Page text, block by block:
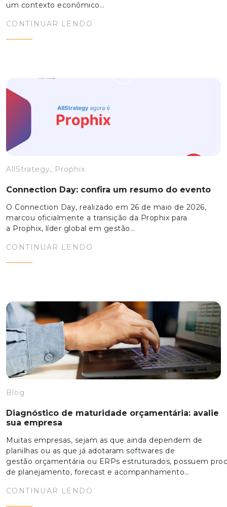
um contexto econômico…
CONTINUAR LENDO
AllStrategy, Prophix
Connection Day: confira um resumo do evento
O Connection Day, realizado em 26 de maio de 2026,
marcou oficialmente a transição da Prophix para
a Prophix, líder global em gestão…
CONTINUAR LENDO
Blog
Diagnóstico de maturidade orçamentária: avalie
sua empresa
Muitas empresas, sejam as que ainda dependem de
planilhas ou as que já adotaram softwares de
gestão orçamentária ou ERPs estruturados, possuem
de planejamento, forecast e acompanhamento…
CONTINUAR LENDO